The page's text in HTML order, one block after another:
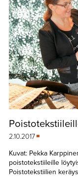
2.10.2017
Kuvat: Pekka
poistotekstiileille
Poistotekstiilien